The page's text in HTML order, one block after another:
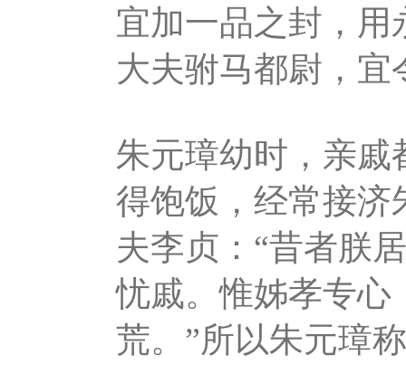
宜加一品之封，
大夫驸马都尉，宜
朱元璋幼时，亲戚
得饱饭，经常接济
夫李贞：“昔者朕
忧戚。惟姊孝专心
荒。”所以朱元璋